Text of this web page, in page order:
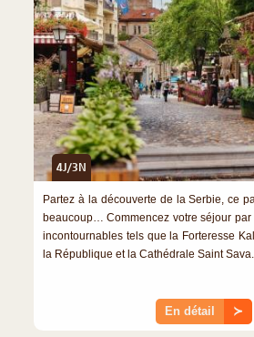
4J/3N
Partez à la découverte de la Serbie, ce
beaucoup… Commencez votre séjour
incontournables tels que la Forteresse
la République et la Cathédrale Saint
En détail ≻